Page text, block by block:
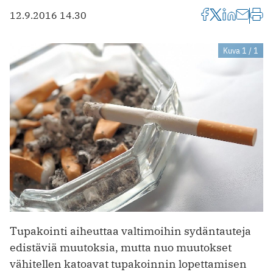
12.9.2016 14.30
Kuva 1 / 1
Tupakointi aiheuttaa valtimoihin sydäntauteja
edistäviä muutoksia, mutta nuo muutokset
vähitellen katoavat tupakoinnin lopettamisen